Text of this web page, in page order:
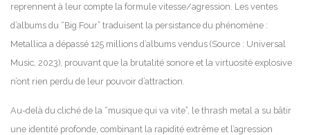
reprennent à leur compte la formule vitesse/agression. Les ventes
d’albums du “Big Four” traduisent la persistance du phénomène :
Metallica a dépassé 125 millions d’albums vendus (Source : Universal
Music, 2023), prouvant que la brutalité sonore et la virtuosité explosive
n’ont rien perdu de leur pouvoir d’attraction.
Au-delà du cliché de la “musique qui va vite”, le thrash metal a su bâtir
une identité profonde, combinant la rapidité extrême et l’agression